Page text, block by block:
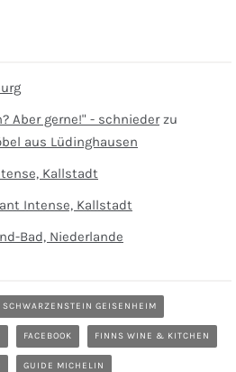
Aber gerne!" - schniederzu
aus Lüdinghausen
Kallstadt
Intense, Kallstadt
Bad, Niederlande
SCHWARZENSTEIN GEISENHEIM
FACEBOOK FINNS WINE & KITCHEN
GUIDE MICHELIN